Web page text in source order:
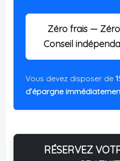
Zéro frais —
Conseil
Vous devez disposer de
d’épargne
RÉSERVEZ